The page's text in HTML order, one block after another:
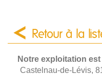
Retour à la
Notre exploitation
Castelnau-de-Lévis,